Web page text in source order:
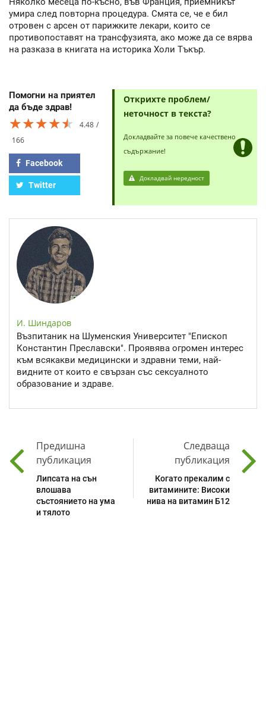
умира след повторна процедура. Смята се, че е бил
отровен с арсен от парижките лекари, които се
противопоставят на трансфузията, ако може да се вярва
на разказа в книгата на историка Холи Тъкър.
Помогни на приятел
да бъде здрав!
★★★★★
★★★★★
★★★★★
4.48
166
Facebook
Twitter
Открихте проблем/
неточност в текста?
Докладвайте за повече качествено
съдържание!
Докладвай нередност
И. Шиндаров
Възпитаник на Шуменския Университет "Епископ
Константин Преславски". Проявява огромен интерес
към всякакви медицински и здравни теми, най-
видните от които е свързан със сексуалното
образование и здраве.
Предишна
публикация
Липсата на сън
влошава
състоянието на ума
и тялото
Следваща
публикация
Когато прекалим с
витамините: Високи
нива на витамин Б12